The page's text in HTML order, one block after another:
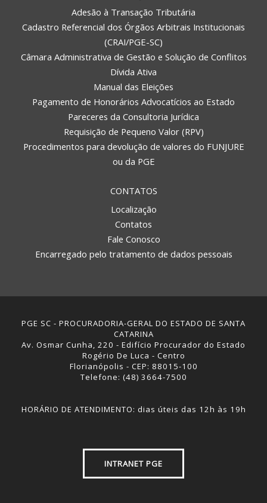
Adesão à Transação Tributária
Cadastro Referencial dos Órgãos Arbitrais Institucionais
(CRAI/PGE-SC)
Câmara Administrativa de Gestão e Solução de Conflitos
Dívida Ativa
Manual das Eleições
Pagamento de Honorários Advocatícios ao Estado
Pareceres da Consultoria Jurídica
Requisição de Pequeno Valor (RPV)
Procedimentos para devolução de valores do FUNJURE
ou da PGE
CONTATOS
Localização
Contatos
Fale Conosco
Encarregado pelo tratamento de dados pessoais
PGE SC - PROCURADORIA-GERAL DO ESTADO DE SANTA
CATARINA
Av. Osmar Cunha, 220 - Edifício Procurador do Estado
Rogério De Luca - Centro
Florianópolis - CEP: 88015-100
Telefone: (48) 3664-7500
HORÁRIO DE ATENDIMENTO: dias úteis das 12h às 19h
INTRANET PGE